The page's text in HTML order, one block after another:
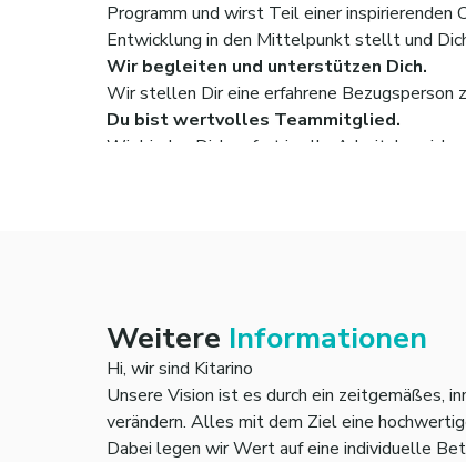
Programm und wirst Teil einer inspirierenden
Entwicklung in den Mittelpunkt stellt und
Wir begleiten und unterstützen Dich.
Wir stellen Dir eine erfahrene Bezugsperson
Du bist wertvolles Teammitglied.
Wir binden Dich sofort in alle
Weitere Informationen
Hi, wir sind Kitarino
Unsere Vision ist es durch ein zeitgemäßes,
verändern. Alles mit dem Ziel eine
Dabei legen wir Wert auf eine individuelle